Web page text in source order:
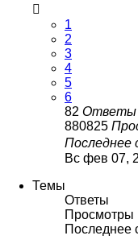
1
2
3
4
5
6
82 Ответы
880825
Последнее
Вс фев 07,
Темы
Ответы
Просмотры
Последнее